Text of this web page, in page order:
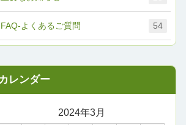
FAQ-よくあるご質問 54
2024年3月